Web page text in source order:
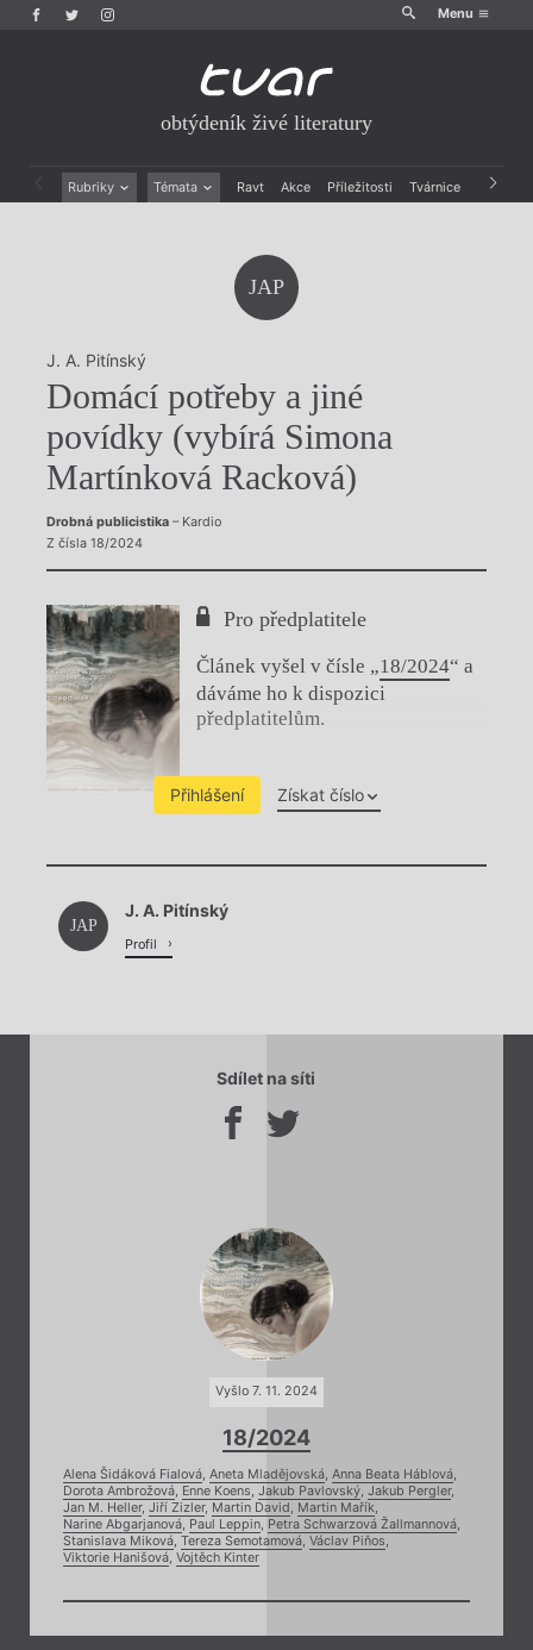
Menu
obtýdeník živé literatury
Rubriky Témata Ravt Akce Příležitosti Tvárnice Archiv
Výroční ceny
JAP
J. A. Pitínský
Domácí potřeby a jiné
povídky (vybírá Simona
Martínková Racková)
Drobná publicistika– Kardio
Z čísla 18/2024
Pro předplatitele
Článek vyšel v čísle „18/2024“ a
dáváme ho k dispozici
předplatitelům.
Přihlášení Získat číslo
Chviličku.
Načítá se.
JAP
J. A. Pitínský
Profil
Sdílet na síti
Vyšlo 7. 11. 2024
18/2024
Alena Šidáková Fialová, Aneta Mladějovská, Anna Beata Háblová,
Dorota Ambrožová, Enne Koens, Jakub Pavlovský, Jakub Pergler,
Jan M. Heller, Jiří Zizler, Martin David, Martin Mařík,
Narine Abgarjanová, Paul Leppin, Petra Schwarzová Žallmannová,
Stanislava Miková, Tereza Semotamová, Václav Piňos,
Viktorie Hanišová, Vojtěch Kinter